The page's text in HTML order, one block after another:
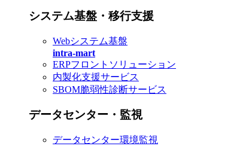
システム基盤・移行支援
Webシステム基盤
intra-mart
ERPフロントソリューション
内製化支援サービス
SBOM脆弱性診断サービス
データセンター・監視
データセンター環境監視